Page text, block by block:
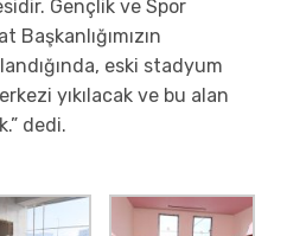
Gençlik ve Spor
Başkanlığımızın
eski stadyum
yıkılacak ve bu alan
dedi.